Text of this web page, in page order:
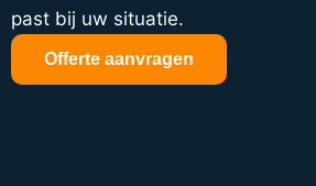
past bij uw situatie.
Offerte aanvragen